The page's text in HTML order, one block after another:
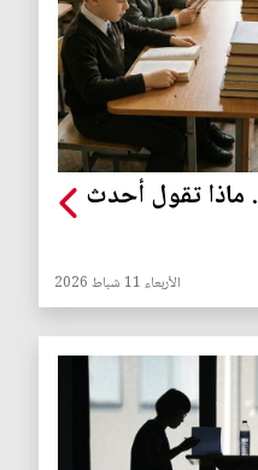
ماذا تقول أحدث
الأربعاء 11 شباط 2026